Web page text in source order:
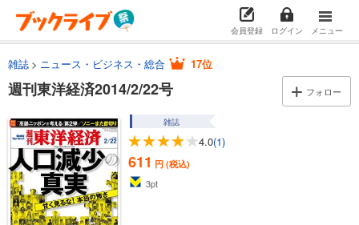
会員登録 ログイン メニュー
雑誌 ニュース・ビジネス・総合 17位
週刊東洋経済2014/2/22号 フォロー
雑誌
4.0(1)
611 円 (税込)
3pt